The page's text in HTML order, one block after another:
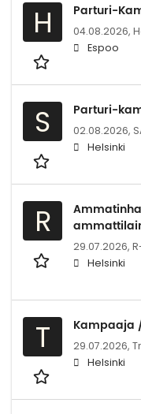
H Parturi-
04.08.2026,
Espoo
S Parturi-
02.08.2026,
Helsinki
R
29.07.2026,
Helsinki
T Kampaaja
29.07.2026,
Helsinki